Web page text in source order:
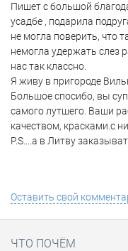
Пишет с большой
усадбе , подарила
не могла поверить, что
немогла удержать слез
нас так классно.
Я живу в пригороде
Большое спосибо, вы
самого лутшего. Ваши
качеством, красками.с
P.S....а в Литву
Оставить свой
ЧТО ПОЧЁМ